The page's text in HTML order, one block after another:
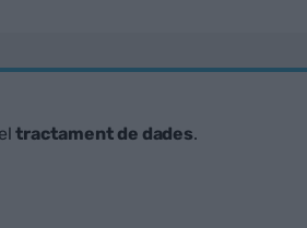
tractament de dades.